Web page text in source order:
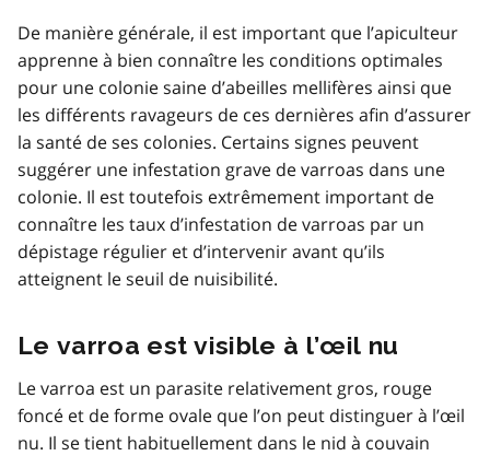
De manière générale, il est important que l’apiculteur
apprenne à bien connaître les conditions optimales
pour une colonie saine d’abeilles mellifères ainsi que
les différents ravageurs de ces dernières afin d’assurer
la santé de ses colonies. Certains signes peuvent
suggérer une infestation grave de varroas dans une
colonie. Il est toutefois extrêmement important de
connaître les taux d’infestation de varroas par un
dépistage régulier et d’intervenir avant qu’ils
atteignent le seuil de nuisibilité.
Le varroa est visible à l’œil nu
Le varroa est un parasite relativement gros, rouge
foncé et de forme ovale que l’on peut distinguer à l’œil
nu. Il se tient habituellement dans le nid à couvain